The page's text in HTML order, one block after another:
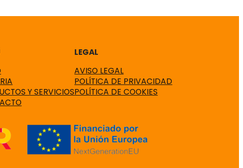
Y SERVICIOS
LEGAL
AVISO LEGAL
POLÍTICA DE PRIVACIDAD
POLÍTICA DE COOKIES